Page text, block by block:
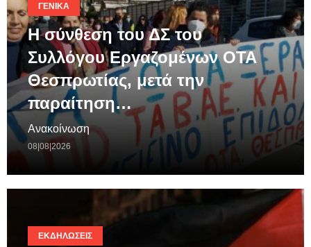
ΓΕΝΙΚΆ
Η σύνθεση του ΔΣ του
Συλλόγου Εργαζομένων ΟΤΑ
Θεσπρωτίας, μετά την
παραίτηση…
Ανακοίνωση
08|08|2026
ΕΚΔΗΛΏΣΕΙΣ